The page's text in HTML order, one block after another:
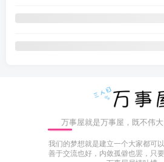
万事屋就是万事屋，既不伟大
我们的梦想就是建立一个大家都可
善于交流也好，内敛孤僻也罢，只